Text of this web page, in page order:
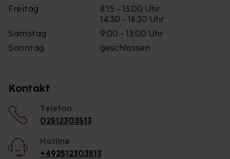
Freitag
8:15 - 13:00 Uhr
14:30 - 18:30 Uhr
Samstag
9:00 - 13:00 Uhr
Sonntag
geschlossen
Kontakt
Telefon
02512303513
Hotline
+492512303513